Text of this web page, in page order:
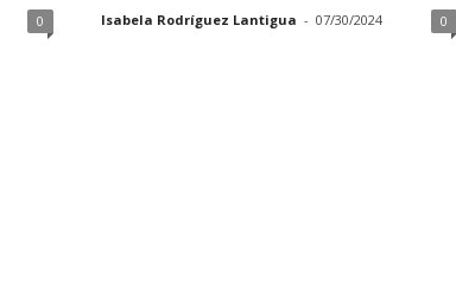
0 Isabela Rodríguez Lantigua - 07/30/2024 0